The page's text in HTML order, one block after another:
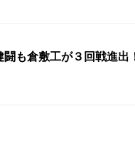
闘も倉敷工が３回戦進